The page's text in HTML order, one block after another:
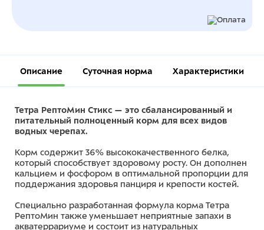
Описание Суточная норма Характеристики
Тетра РептоМин Стикс — это сбалансированный и
питательный полноценный корм для всех видов
водных черепах.
Корм содержит 36% высококачественного белка,
который способствует здоровому росту. Он дополнен
кальцием и фосфором в оптимальной пропорции для
поддержания здоровья панциря и крепости костей.
Специально разработанная формула корма Тетра
РептоМин также уменьшает неприятные запахи в
акватеррариуме и состоит из натуральных